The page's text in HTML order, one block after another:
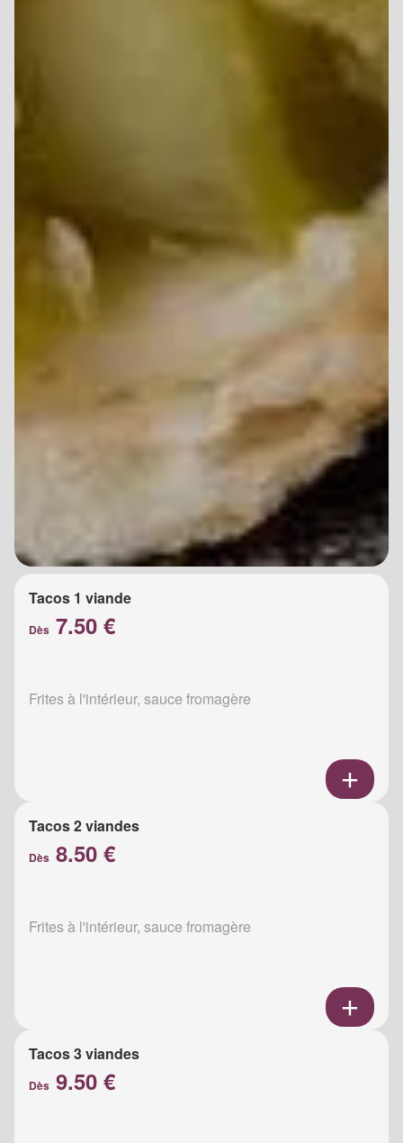
Tacos 1 viande
Dès 7.50 €
Frites à l'intérieur, sauce fromagère
Tacos 2 viandes
Dès 8.50 €
Frites à l'intérieur, sauce fromagère
Tacos 3 viandes
Dès 9.50 €